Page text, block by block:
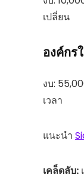
เปลี่ยน
องค์ก
งบ:
เวลา
แนะนำ
เคล็ดลับ: